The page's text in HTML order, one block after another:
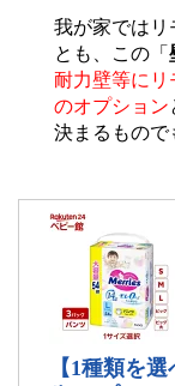
我が家ではリ
とも、この「
耐力壁等にリ
のオプション
決まるもので